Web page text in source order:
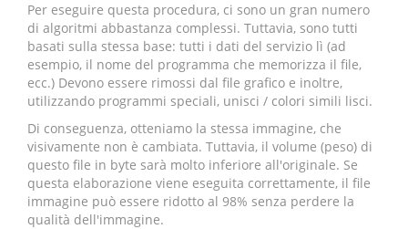
Per eseguire questa procedura, ci sono un gran numero
di algoritmi abbastanza complessi. Tuttavia, sono tutti
basati sulla stessa base: tutti i dati del servizio lì (ad
esempio, il nome del programma che memorizza il file,
ecc.) Devono essere rimossi dal file grafico e inoltre,
utilizzando programmi speciali, unisci / colori simili lisci.
Di conseguenza, otteniamo la stessa immagine, che
visivamente non è cambiata. Tuttavia, il volume (peso) di
questo file in byte sarà molto inferiore all'originale. Se
questa elaborazione viene eseguita correttamente, il file
immagine può essere ridotto al 98% senza perdere la
qualità dell'immagine.